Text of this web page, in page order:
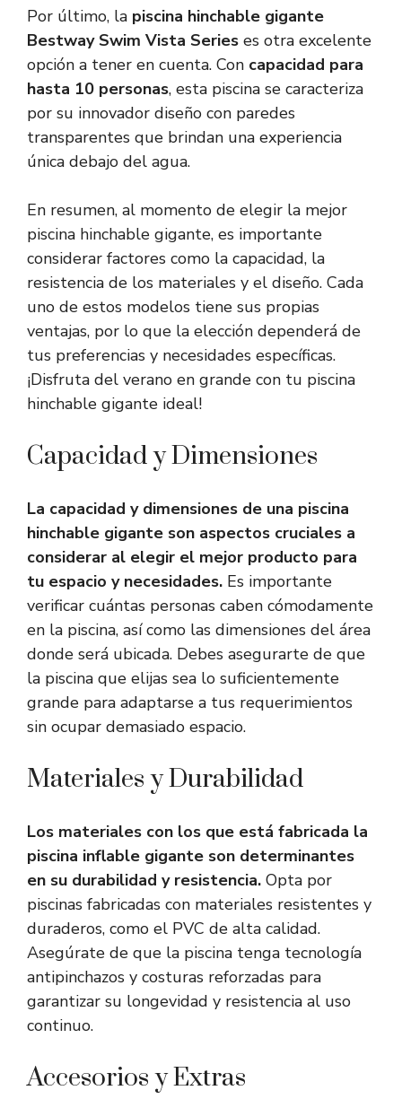
Por último, la piscina hinchable gigante
Bestway Swim Vista Series es otra excelente
opción a tener en cuenta. Con capacidad para
hasta 10 personas, esta piscina se caracteriza
por su innovador diseño con paredes
transparentes que brindan una experiencia
única debajo del agua.
En resumen, al momento de elegir la mejor
piscina hinchable gigante, es importante
considerar factores como la capacidad, la
resistencia de los materiales y el diseño. Cada
uno de estos modelos tiene sus propias
ventajas, por lo que la elección dependerá de
tus preferencias y necesidades específicas.
¡Disfruta del verano en grande con tu piscina
hinchable gigante ideal!
Capacidad y Dimensiones
La capacidad y dimensiones de una piscina
hinchable gigante son aspectos cruciales a
considerar al elegir el mejor producto para
tu espacio y necesidades. Es importante
verificar cuántas personas caben cómodamente
en la piscina, así como las dimensiones del área
donde será ubicada. Debes asegurarte de que
la piscina que elijas sea lo suficientemente
grande para adaptarse a tus requerimientos
sin ocupar demasiado espacio.
Materiales y Durabilidad
Los materiales con los que está fabricada la
piscina inflable gigante son determinantes
en su durabilidad y resistencia. Opta por
piscinas fabricadas con materiales resistentes y
duraderos, como el PVC de alta calidad.
Asegúrate de que la piscina tenga tecnología
antipinchazos y costuras reforzadas para
garantizar su longevidad y resistencia al uso
continuo.
Accesorios y Extras